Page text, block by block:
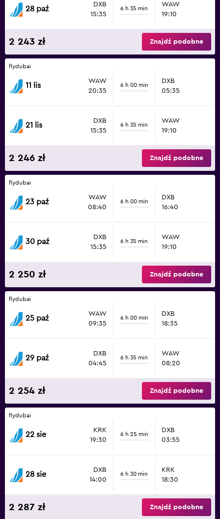
28 paź
DXB
15:35
6 h 35 min
WAW
19:10
2 243 zł Znajdź podobne
flydubai
11 lis
WAW
20:35
6 h 00 min
DXB
05:35
21 lis
DXB
15:35
6 h 35 min
WAW
19:10
2 246 zł Znajdź podobne
flydubai
23 paź
WAW
08:40
6 h 00 min
DXB
16:40
30 paź
DXB
15:35
6 h 35 min
WAW
19:10
2 250 zł Znajdź podobne
flydubai
25 paź
WAW
09:35
6 h 00 min
DXB
18:35
29 paź
DXB
04:45
6 h 35 min
WAW
08:20
2 254 zł Znajdź podobne
flydubai
22 sie
KRK
19:30
6 h 25 min
DXB
03:55
28 sie
DXB
14:00
6 h 30 min
KRK
18:30
2 287 zł Znajdź podobne